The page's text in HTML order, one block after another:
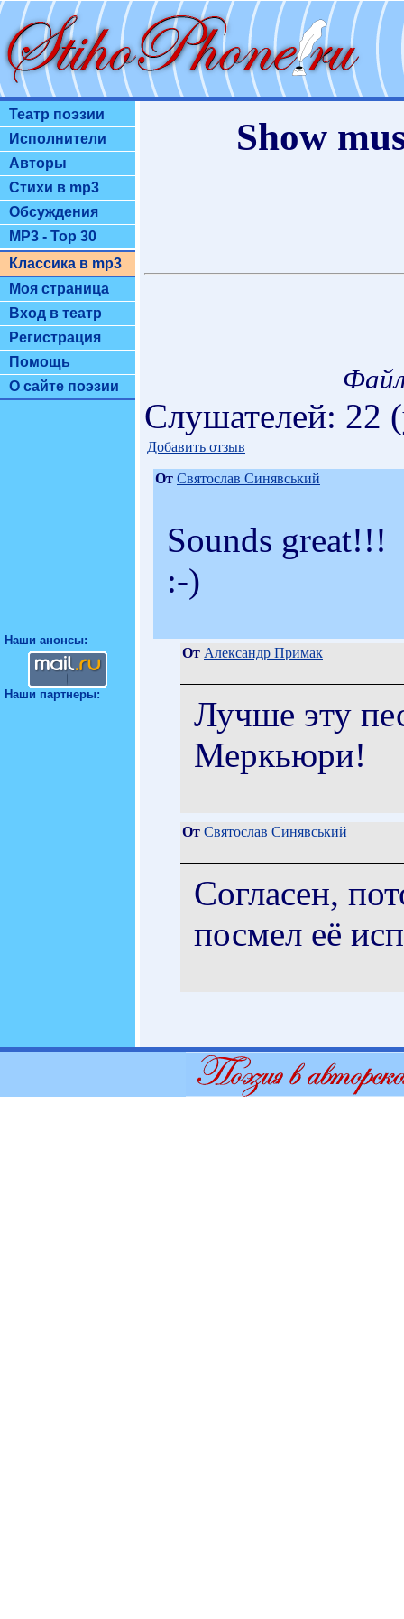
Театр поэзии
Исполнители
Авторы
Стихи в mp3
Обсуждения
MP3 - Top 30
Классика в mp3
Моя страница
Вход в театр
Регистрация
Помощь
О сайте поэзии
Наши анонсы:
Наши партнеры:
Show
Слушателей: 22
Добавить отзыв
От Святослав Синявський
Sounds great!!!
:-)
От Александр Примак
Лучше эту
Меркьюри!
От Святослав Синявський
Cогласен,
посмел её